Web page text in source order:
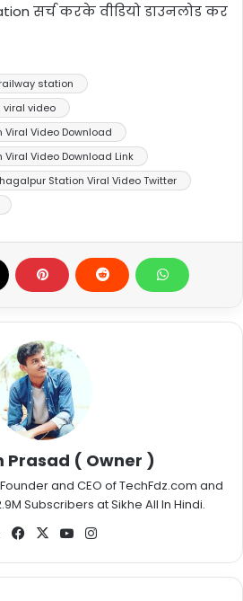
सर्च करके वीडियो डाउनलोड कर
station
video
Viral Video Download
Video Download Link
Station Viral Video Twitter
Prasad ( Owner )
and CEO of TechFdz.com and
Subscribers at Sikhe All In Hindi.
WebsiteFacebook
X YouTube